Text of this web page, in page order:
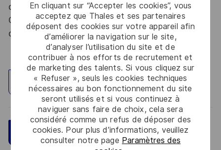
En cliquant sur “Accepter les cookies”, vous
acceptez que Thales et ses partenaires
déposent des cookies sur votre appareil afin
d’améliorer la navigation sur le site,
d’analyser l’utilisation du site et de
contribuer à nos efforts de recrutement et
de marketing des talents. Si vous cliquez sur
« Refuser », seuls les cookies techniques
nécessaires au bon fonctionnement du site
seront utilisés et si vous continuez à
naviguer sans faire de choix, cela sera
considéré comme un refus de déposer des
cookies. Pour plus d’informations, veuillez
consulter notre page Paramètres des
dispositions des articles R.2311-1 et suivants du
Code de la défense et de l’IGI 1300 SGDSN/PSE
du 09 août 2021.
Explorez un site
Postulez maintenant Sauvegarder